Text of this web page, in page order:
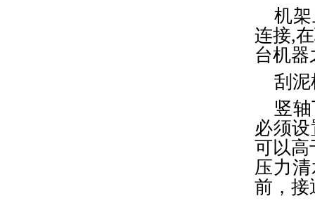
机
连接,
台机器
刮泥
竖
必须
可以高
压力
前，接